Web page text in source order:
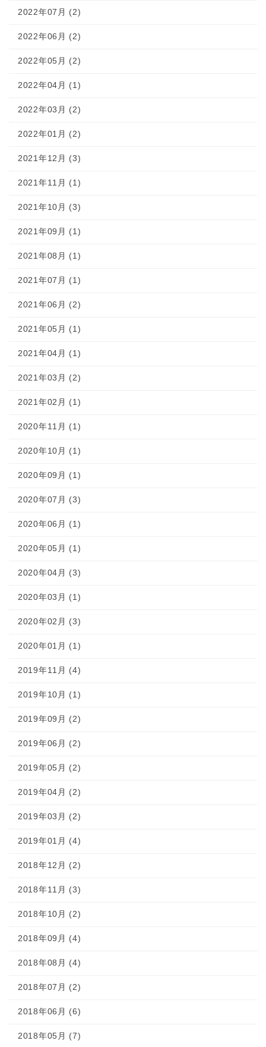
2022年07月 (2)
2022年06月 (2)
2022年05月 (2)
2022年04月 (1)
2022年03月 (2)
2022年01月 (2)
2021年12月 (3)
2021年11月 (1)
2021年10月 (3)
2021年09月 (1)
2021年08月 (1)
2021年07月 (1)
2021年06月 (2)
2021年05月 (1)
2021年04月 (1)
2021年03月 (2)
2021年02月 (1)
2020年11月 (1)
2020年10月 (1)
2020年09月 (1)
2020年07月 (3)
2020年06月 (1)
2020年05月 (1)
2020年04月 (3)
2020年03月 (1)
2020年02月 (3)
2020年01月 (1)
2019年11月 (4)
2019年10月 (1)
2019年09月 (2)
2019年06月 (2)
2019年05月 (2)
2019年04月 (2)
2019年03月 (2)
2019年01月 (4)
2018年12月 (2)
2018年11月 (3)
2018年10月 (2)
2018年09月 (4)
2018年08月 (4)
2018年07月 (2)
2018年06月 (6)
2018年05月 (7)